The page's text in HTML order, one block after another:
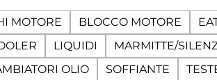
MOTORE BLOCCO MOTORE
LIQUIDI MARMITTE/
OLIO SOFFIANTE